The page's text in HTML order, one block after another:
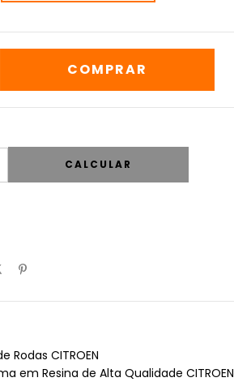
CALCULAR
Rodas CITROEN
em Resina de Alta Qualidade CITROEN